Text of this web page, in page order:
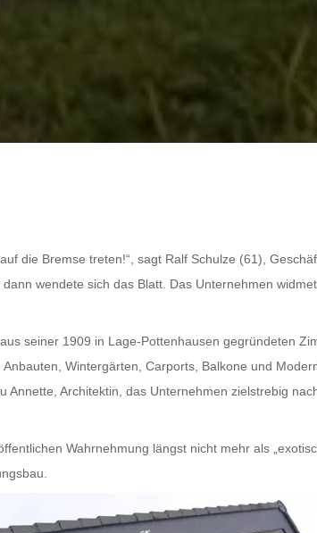
die Bremse treten!“, sagt Ralf Schulze (61),
wendete sich das Blatt. Das Unternehmen
seiner 1909 in Lage-Pottenhausen gegründeten
Wintergärten, Carports, Balkone und
Architektin, das Unternehmen zielstrebig
Wahrnehmung längst nicht mehr als